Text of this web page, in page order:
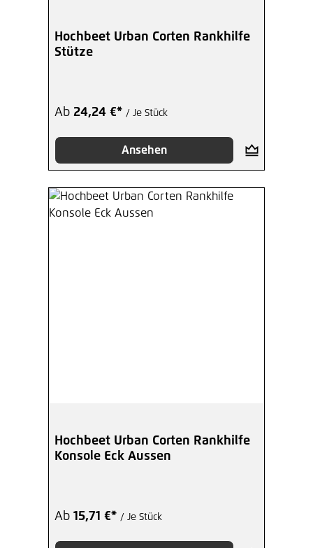
Hochbeet Urban Corten Rankhilfe
Stütze
Ab 24,24 €* / Je Stück
Ansehen
Hochbeet Urban Corten Rankhilfe
Konsole Eck Aussen
Ab 15,71 €* / Je Stück